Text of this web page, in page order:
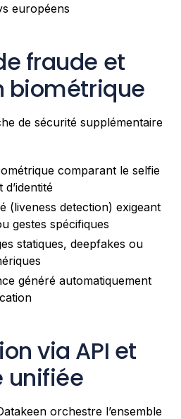
européens
fraude et
biométrique
de sécurité supplémentaire
comparant le selfie
(liveness detection) exigeant
gestes spécifiques
statiques, deepfakes ou
généré automatiquement
via API et
unifiée
orchestre l’ensemble